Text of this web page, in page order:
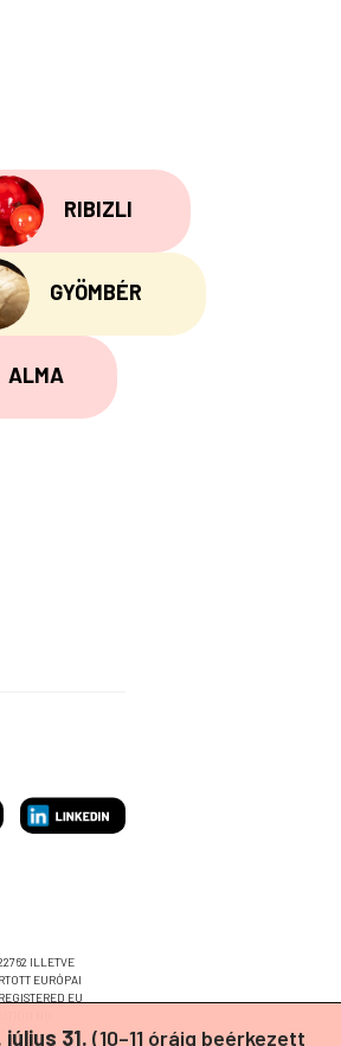
RIBIZLI
GYÖMBÉR
ALMA
ILLETVE
EURÓPAI
EU
július 31. (10–11 óráig beérkezett